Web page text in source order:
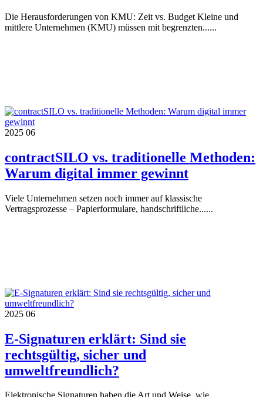
Die Herausforderungen von KMU: Zeit vs. Budget Kleine und
mittlere Unternehmen (KMU) müssen mit begrenzten......
2025 06
contractSILO vs. traditionelle Methoden:
Warum digital immer gewinnt
Viele Unternehmen setzen noch immer auf klassische
Vertragsprozesse – Papierformulare, handschriftliche......
2025 06
E-Signaturen erklärt: Sind sie
rechtsgültig, sicher und
umweltfreundlich?